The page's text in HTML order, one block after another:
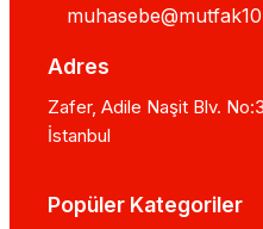
Adres
Zafer, Adile Naşit Blv.
İstanbul
Popüler Kategoriler